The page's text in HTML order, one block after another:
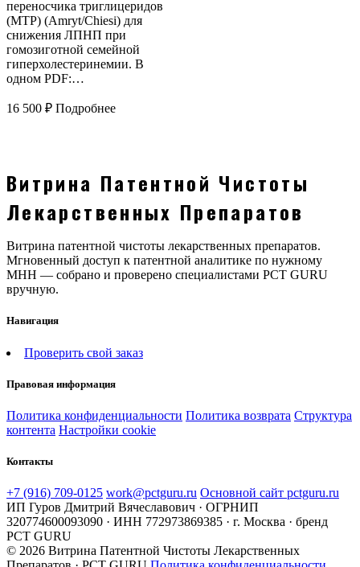
переносчика триглицеридов
(MTP) (Amryt/Chiesi) для
снижения ЛПНП при
гомозиготной семейной
гиперхолестеринемии. В
одном PDF:…
16 500 ₽ Подробнее
Витрина Патентной Чистоты
Лекарственных Препаратов
Витрина патентной чистоты лекарственных препаратов.
Мгновенный доступ к патентной аналитике по нужному
МНН — собрано и проверено специалистами PCT GURU
вручную.
Навигация
Проверить свой заказ
Правовая информация
Политика конфиденциальности Политика возврата Структура
контента Настройки cookie
Контакты
+7 (916) 709-0125 work@pctguru.ru Основной сайт pctguru.ru
ИП Гуров Дмитрий Вячеславович · ОГРНИП
320774600093090 · ИНН 772973869385 · г. Москва · бренд
PCT GURU
© 2026 Витрина Патентной Чистоты Лекарственных